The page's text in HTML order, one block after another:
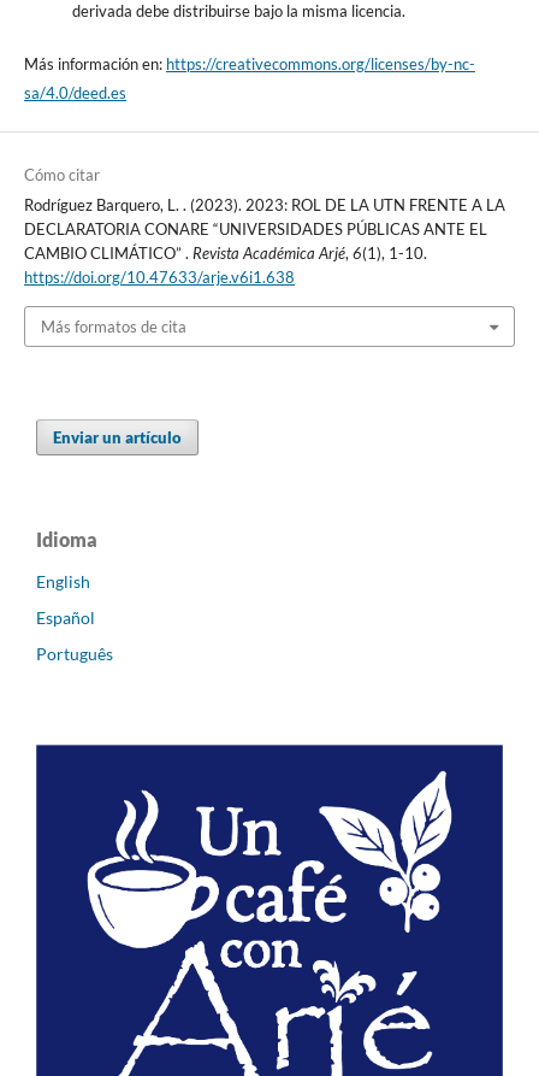
derivada debe distribuirse bajo la misma licencia.
Más información en: https://creativecommons.org/licenses/by-nc-
sa/4.0/deed.es
Cómo citar
Rodríguez Barquero, L. . (2023). 2023: ROL DE LA UTN FRENTE A LA
DECLARATORIA CONARE “UNIVERSIDADES PÚBLICAS ANTE EL
CAMBIO CLIMÁTICO” . Revista Académica Arjé,6(1), 1-10.
https://doi.org/10.47633/arje.v6i1.638
Más formatos de cita
Enviar un artículo
Idioma
English
Español
Português